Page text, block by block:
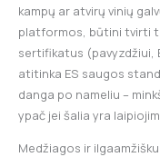
kampų ar atvirų vinių
platformos, būtini tvirti
sertifikatus (pavyzdžiui,
atitinka ES saugos
danga po nameliu –
ypač jei šalia yra
Medžiagos ir